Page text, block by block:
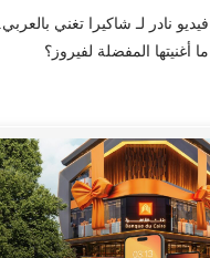
فيديو نادر لـ شاكيرا تغني بالعربي..
ما أغنيتها المفضلة لفيروز؟